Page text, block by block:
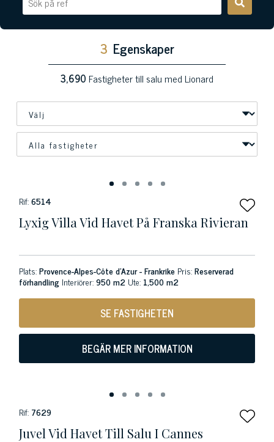
3 Egenskaper
3,690Fastigheter till salu med Lionard
Rif:6514
Lyxig Villa Vid Havet På Franska Rivieran
Plats:Provence-Alpes-Côte d'Azur - Frankrike Pris:Reserverad
förhandling Interiörer:950 m2 Ute: 1,500 m2
SE FASTIGHETEN
BEGÄR MER INFORMATION
Rif: 7629
Juvel Vid Havet Till Salu I Cannes